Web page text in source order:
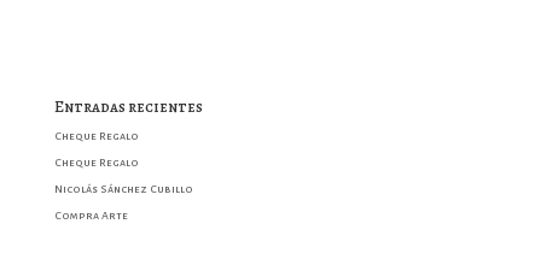
Entradas recientes
Cheque Regalo
Cheque Regalo
Nicolás Sánchez Cubillo
Compra Arte